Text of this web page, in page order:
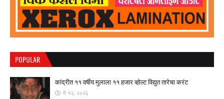
POPULAR
कांद्रीत ११ वर्षीय मुलाला ११ हजार व्होल्ट विद्युत तारेचा करंट
मे १२, २०२६